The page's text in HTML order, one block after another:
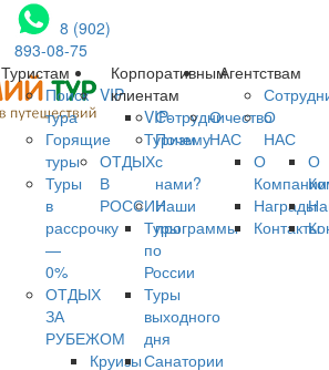
8 (902)
893-08-75
Туристам
Поиск
тура
Горящие
туры
Туры
в
рассрочку
—
0%
ОТДЫХ
ЗА
РУБЕЖОМ
Круизы
VIP
VIP-
Туризм
ОТДЫХ
В
РОССИИ
Туры
по
России
Туры
выходного
дня
Санатории
Корпоративным
клиентам
Сотрудничество
Почему
с
нами?
Наши
программы
О
НАС
О
Компании
Награды
Контакты
Агентствам
О
НАС
О